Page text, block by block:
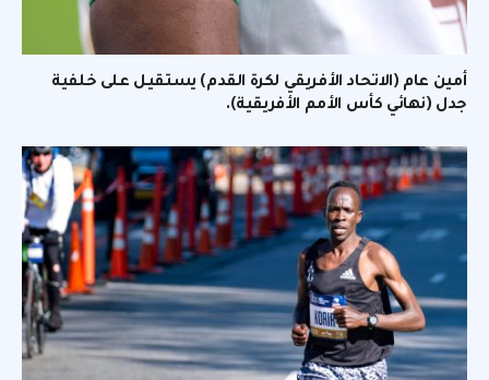
أمين عام (الاتحاد الأفريقي لكرة القدم) يستقيل على خلفية
جدل (نهائي كأس الأمم الأفريقية).